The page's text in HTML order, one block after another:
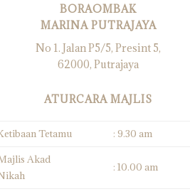
BORAOMBAK
MARINA PUTRAJAYA
No 1. Jalan P5/5, Presint 5,
62000, Putrajaya
ATURCARA MAJLIS
Tetamu
: 9.30 am
Akad
: 10.00 am